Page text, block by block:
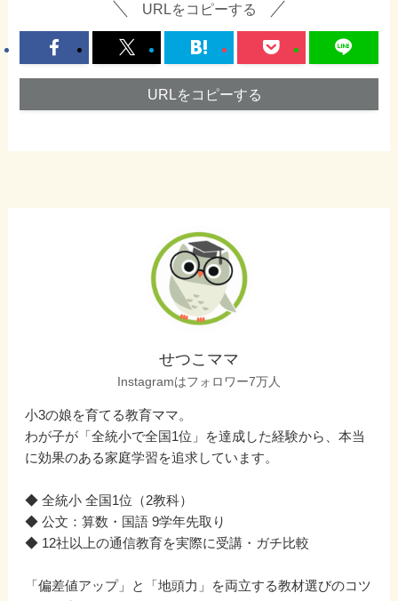
URLをコピーする
URLをコピーする
せつこママ
Instagramはフォロワー7万人
小3の娘を育てる教育ママ。
わが子が「全統小で全国1位」を達成した経験から、本当
に効果のある家庭学習を追求しています。
◆ 全統小 全国1位（2教科）
◆ 公文：算数・国語 9学年先取り
◆ 12社以上の通信教育を実際に受講・ガチ比較
「偏差値アップ」と「地頭力」を両立する教材選びのコツ